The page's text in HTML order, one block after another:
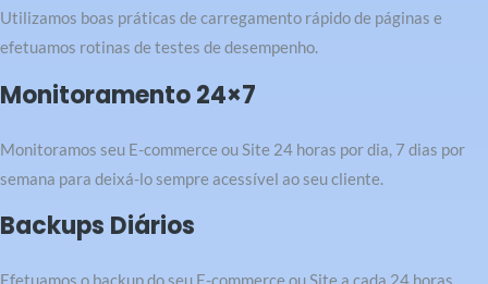
Utilizamos boas práticas de carregamento rápido de páginas e
efetuamos rotinas de testes de desempenho.
Monitoramento 24×7
Monitoramos seu E-commerce ou Site 24 horas por dia, 7 dias por
semana para deixá-lo sempre acessível ao seu cliente.
Backups Diários